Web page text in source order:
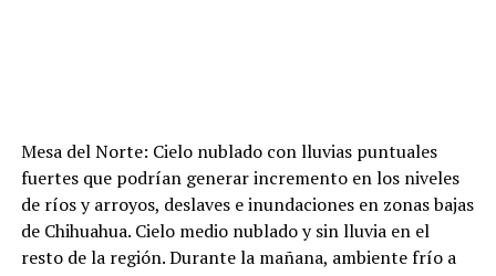
Mesa del Norte: Cielo nublado con lluvias puntuales
fuertes que podrían generar incremento en los niveles
de ríos y arroyos, deslaves e inundaciones en zonas bajas
de Chihuahua. Cielo medio nublado y sin lluvia en el
resto de la región. Durante la mañana, ambiente frío a